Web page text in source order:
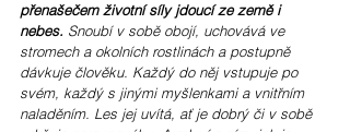
přenašečem životní síly jdoucí ze země i
nebes. Snoubí v sobě obojí, uchovává ve
stromech a okolních rostlinách a postupně
dávkuje člověku. Každý do něj vstupuje po
svém, každý s jinými myšlenkami a vnitřním
naladěním. Les jej uvítá, ať je dobrý či v sobě